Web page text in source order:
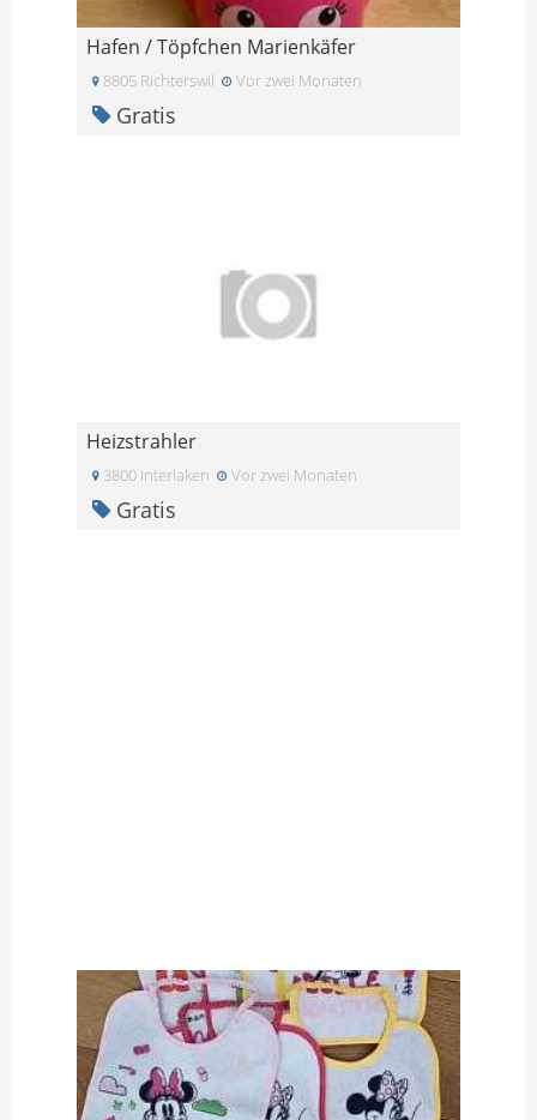
Hafen / Töpfchen Marienkäfer
8805 Richterswil Vor zwei Monaten
Gratis
Heizstrahler
3800 Interlaken Vor zwei Monaten
Gratis